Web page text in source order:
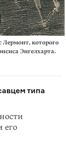
Лермонт, которого
Энгелхарта.
типа
его